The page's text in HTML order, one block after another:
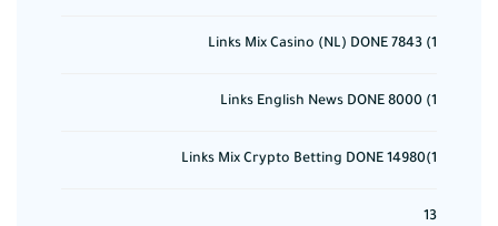
1) 7843 Links Mix Casino (NL) DONE
1) 8000 Links English News DONE
1)14980 Links Mix Crypto Betting DONE
13